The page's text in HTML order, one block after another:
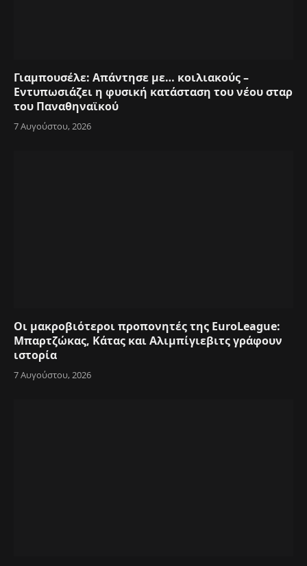
Γιαμπουσέλε: Απάντησε με… κοιλιακούς –
Εντυπωσιάζει η φυσική κατάσταση του νέου σταρ
του Παναθηναϊκού
7 Αυγούστου, 2026
Οι μακροβιότεροι προπονητές της EuroLeague:
Μπαρτζώκας, Κάτας και Αλιμπίγιεβιτς γράφουν
ιστορία
7 Αυγούστου, 2026